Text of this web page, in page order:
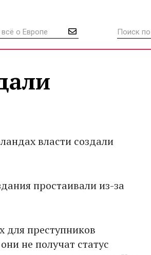
власти создали
простаивали из-за
для преступников
не получат статус